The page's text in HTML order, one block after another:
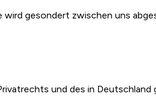
gesondert zwischen uns
und des in